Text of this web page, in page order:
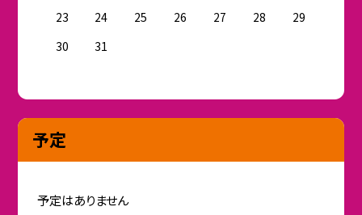
23
24 25 26 27 28
29
30
31
予定
予定はありません